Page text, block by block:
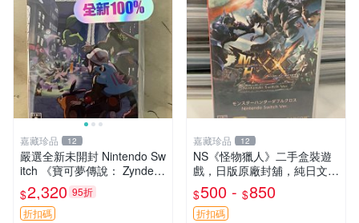
嘉藏珍品 12
嚴選全新未開封 Nintendo Sw
itch 《寶可夢傳說： Zynde
a》日版原裝卡帶，中文支
援。支持動作冒險遊戲，
$2,320 95折
折扣碼
嘉藏珍品 12
NS《怪物獵人》二手盒裝遊
戲，日版原廠封舖，純日文介
面 怪物獵人 NS 日版 游戲 N
S NS 游戲 怪物獵人 《怪物
獵人》NS 日版 游戲
$500 - $850
折扣碼